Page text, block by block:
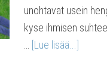
unohtavat usein
kyse ihmisen
[Lue lisää...]